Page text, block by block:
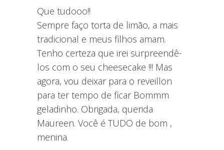
Que tudooo!!
Sempre faço torta de limão, a mais
tradicional e meus filhos amam.
Tenho certeza que irei surpreendê-
los com o seu cheesecake !!! Mas
agora, vou deixar para o reveillon
para ter tempo de ficar Bommm
geladinho. Obrigada, querida
Maureen. Você é TUDO de bom ,
menina.